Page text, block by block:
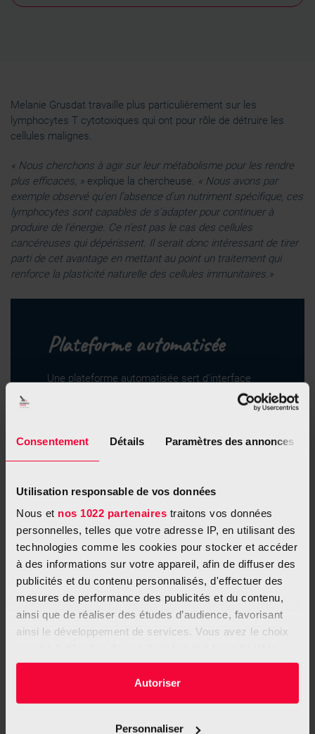
Consentement Détails Paramètres des annonces
Utilisation responsable de vos données
Nous et nos 1022 partenaires traitons vos données
personnelles, telles que votre adresse IP, en utilisant des
technologies comme les cookies pour stocker et accéder
à des informations sur votre appareil, afin de diffuser des
publicités et du contenu personnalisés, d'effectuer des
mesures de performance des publicités et du contenu,
ainsi que de réaliser des études d’audience, favorisant
ainsi le développement de services. Vous avez le choix
Vous pouvez modifier ou retirer votre consentement à
tout moment en consultant la Déclaration relative aux
cookies ou en cliquant sur l'icône de confidentialité.
Autoriser
Personnaliser
Melanie Grusdat travaille plus particulièrement sur les
lymphocytes T cytotoxiques qui ont pour rôle de détruire les
cellules malignes.
« Nous cherchons à agir sur leur métabolisme pour les rendre
plus efficaces, » explique la chercheuse. « Nous avons par
exemple observé qu’en l’absence d’un nutriment spécifique, ces
lymphocytes sont capables de s’adapter pour continuer à
produire de l’énergie. Ce n’est pas le cas des cellules
cancéreuses qui dépérissent. Il serait donc intéressant de tirer
parti de cet avantage en mettant au point un traitement qui
renforce la plasticité naturelle des cellules immunitaires.»
Plateforme automatisée
Une plateforme automatisée sert d'interface
développement de nouveaux médicaments. Ce
équipements de pointe, tels des incubateurs, un
un bras robotique de précision, permet culture